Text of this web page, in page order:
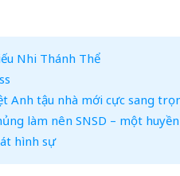
Nhi Thánh Thể
Anh tậu nhà mới cực sang
làm nên SNSD – một
hình sự